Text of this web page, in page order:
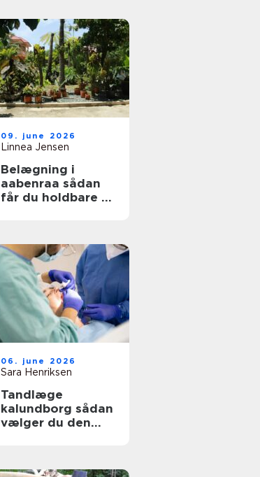
09. june 2026
Linnea Jensen
Belægning i
aabenraa sådan
får du holdbare og
06. june 2026
Sara Henriksen
Tandlæge
kalundborg sådan
vælger du den